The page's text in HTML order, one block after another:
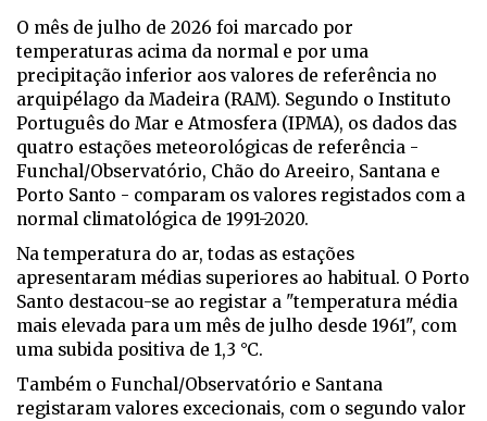
O mês de julho de 2026 foi marcado por
temperaturas acima da normal e por uma
precipitação inferior aos valores de referência no
arquipélago da Madeira (RAM). Segundo o Instituto
Português do Mar e Atmosfera (IPMA), os dados das
quatro estações meteorológicas de referência -
Funchal/Observatório, Chão do Areeiro, Santana e
Porto Santo - comparam os valores registados com a
normal climatológica de 1991-2020.
Na temperatura do ar, todas as estações
apresentaram médias superiores ao habitual. O Porto
Santo destacou-se ao registar a "temperatura média
mais elevada para um mês de julho desde 1961", com
uma subida positiva de 1,3 °C.
Também o Funchal/Observatório e Santana
registaram valores excecionais, com o segundo valor